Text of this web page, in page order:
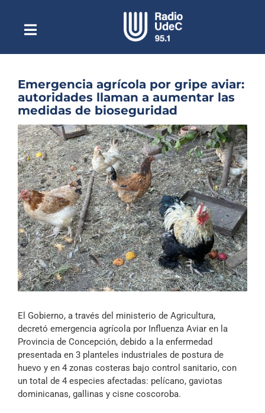
contenidoToggle
NavigationEscuchar Radio UdeC en vivo
Quiénes Somos
Programación
Podcast
Noticias
Reportajes
Columnas
Música Clásica
Especiales
Archivo Sonoro
Emergencia agrícola por gripe aviar:
autoridades llaman a aumentar las
medidas de bioseguridad
Ver
imagen
más
grande
El Gobierno, a través del ministerio de Agricultura,
decretó emergencia agrícola por Influenza Aviar en la
Provincia de Concepción, debido a la enfermedad
presentada en 3 planteles industriales de postura de
huevo y en 4 zonas costeras bajo control sanitario, con
un total de 4 especies afectadas: pelícano, gaviotas
dominicanas, gallinas y cisne coscoroba.